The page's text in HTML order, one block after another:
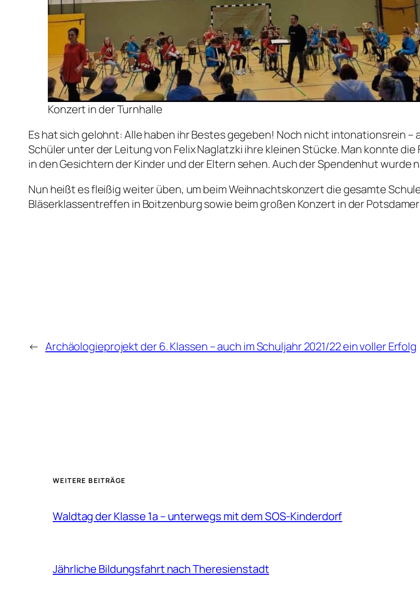
Konzert in der Turnhalle
Es hat sich gelohnt: Alle haben ihr Bestes gegeben! Noch nicht intonationsrein –
Schüler unter der Leitung von Felix Naglatzki ihre kleinen Stücke. Man konnte
in den Gesichtern der Kinder und der Eltern sehen. Auch der Spendenhut wurde
Nun heißt es fleißig weiter üben, um beim Weihnachtskonzert die gesamte
Bläserklassentreffen in Boitzenburg sowie beim großen Konzert in der
← Archäologieprojekt der 6. Klassen – auch im Schuljahr 2021/22 ein voller Erfolg
WEITERE BEITRÄGE
Waldtag der Klasse 1a – unterwegs mit dem SOS-Kinderdorf
Jährliche Bildungsfahrt nach Theresienstadt